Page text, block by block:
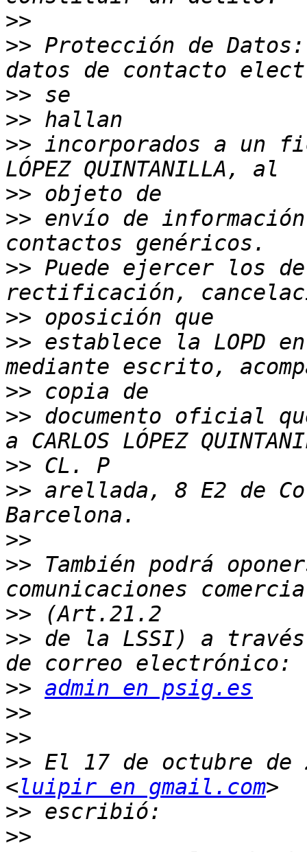
>>
>> Protección de
>>
>>
>> incorporados a un
>>
>> envío de
>> Puede ejercer los
>>
>> establece la LOPD
>>
>> documento oficial
>>
>> arellada, 8 E2 de
>>
>> También podrá
>>
>> de la LSSI) a
>> admin en psig.es
>>
>>
>> El 17 de octubre
<luipir en gmail.com
>>
>>